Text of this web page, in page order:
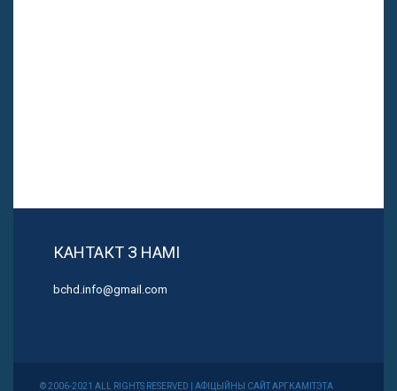
КАНТАКТ З НАМІ
bchd.info@gmail.com
© 2006-2021 ALL RIGHTS RESERVED | АФІЦЫЙНЫ САЙТ АРГКАМІТЭТА